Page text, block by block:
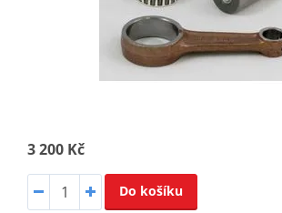
3 200 Kč
Do košíku